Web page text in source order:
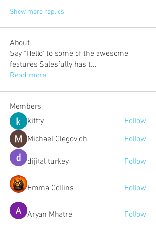
Show more replies
About
Say "Hello' to some of the awesome
features Salesfully has t...
Read more
Members
kittty
Follow
Michael Olegovich
Follow
dijital turkey Follow
Emma Collins Follow
Aryan Mhatre
Follow